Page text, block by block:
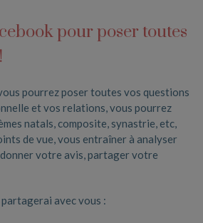
pour poser toutes
pourrez poser toutes vos questions
et vos relations, vous pourrez
natals, composite, synastrie, etc,
de vue, vous entraîner à analyser
donner votre avis, partager votre
avec vous :